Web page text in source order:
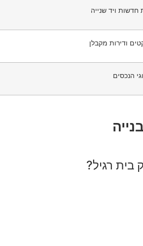
חדשות ויד שנייה
ודירות מקבלן
הנכסים
בית רגיל?